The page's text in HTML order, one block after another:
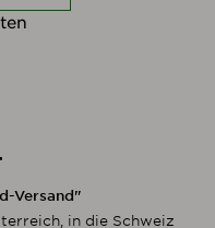
Versand"
in die Schweiz